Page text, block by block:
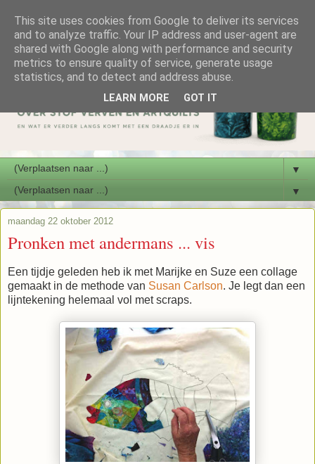
▼
▼
maandag 22 oktober 2012
Pronken met andermans ... vis
Een tijdje geleden heb ik met Marijke en Suze een collage
gemaakt in de methode van Susan Carlson. Je legt dan een
lijntekening helemaal vol met scraps.
This site uses cookies from Google to deliver its services
and to analyze traffic. Your IP address and user-agent are
shared with Google along with performance and security
metrics to ensure quality of service, generate usage
statistics, and to detect and address abuse.
LEARN MORE GOT IT